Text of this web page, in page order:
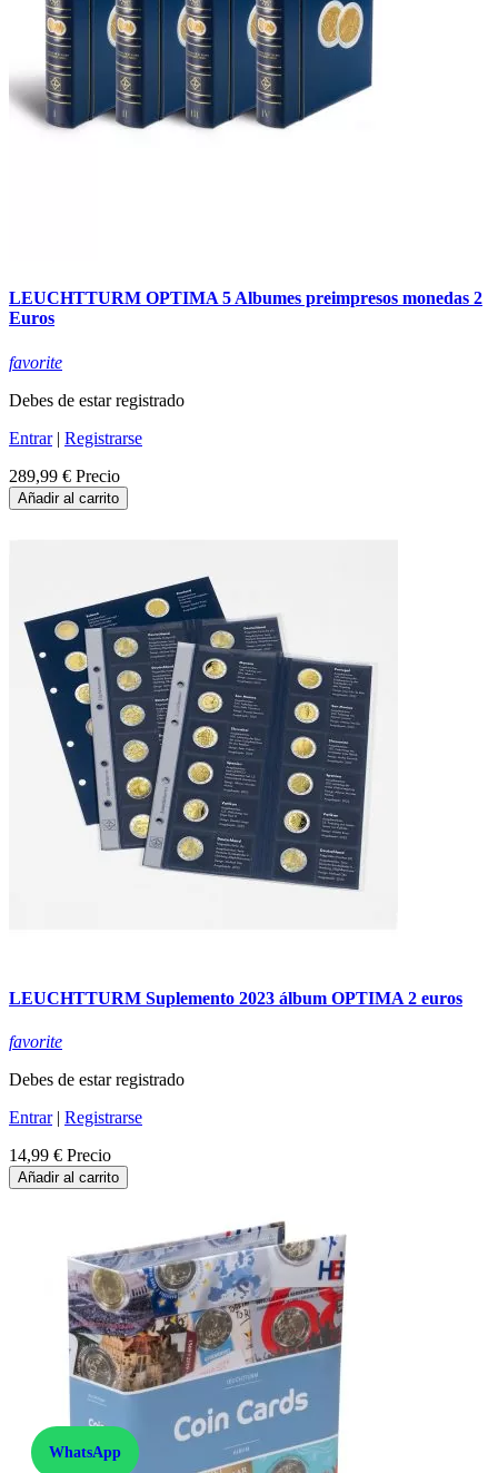
LEUCHTTURM OPTIMA 5 Albumes preimpresos monedas 2
Euros
favorite
Debes de estar registrado
Entrar| Registrarse
289,99 € Precio
Añadir al carrito
LEUCHTTURM Suplemento 2023 álbum OPTIMA 2 euros
favorite
Debes de estar registrado
Entrar| Registrarse
14,99 € Precio
Añadir al carrito
WhatsApp